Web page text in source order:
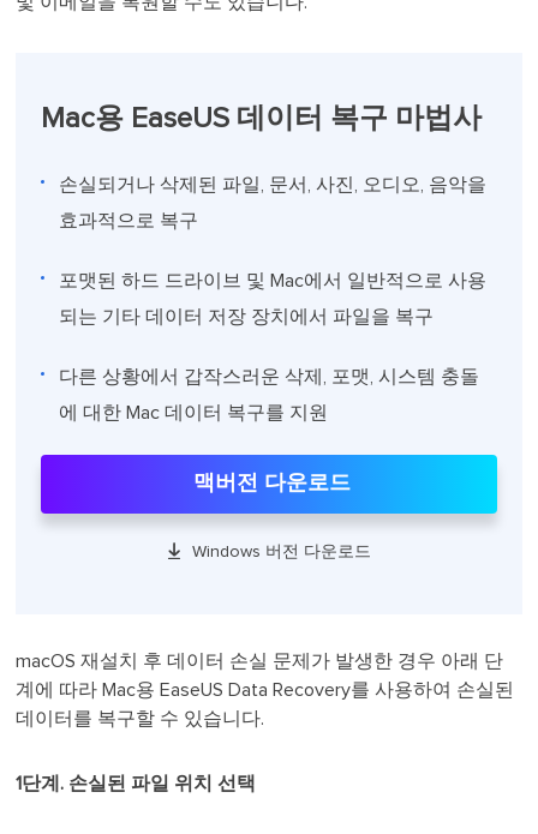
Mac용 EaseUS 데이터 복구 마법사
손실되거나 삭제된 파일, 문서, 사진, 오디오, 음악을
효과적으로 복구
포맷된 하드 드라이브 및 Mac에서 일반적으로 사용
되는 기타 데이터 저장 장치에서 파일을 복구
다른 상황에서 갑작스러운 삭제, 포맷, 시스템 충돌
에 대한 Mac 데이터 복구를 지원
맥버전 다운로드
 Windows 버전 다운로드
macOS 재설치 후 데이터 손실 문제가 발생한 경우 아래 단
계에 따라 Mac용 EaseUS Data Recovery를 사용하여 손실된
데이터를 복구할 수 있습니다.
1단계. 손실된 파일 위치 선택